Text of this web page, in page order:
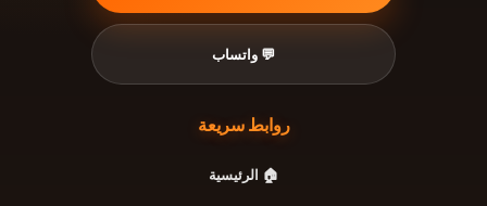
💬 واتساب
روابط سريعة
🏠 الرئيسية